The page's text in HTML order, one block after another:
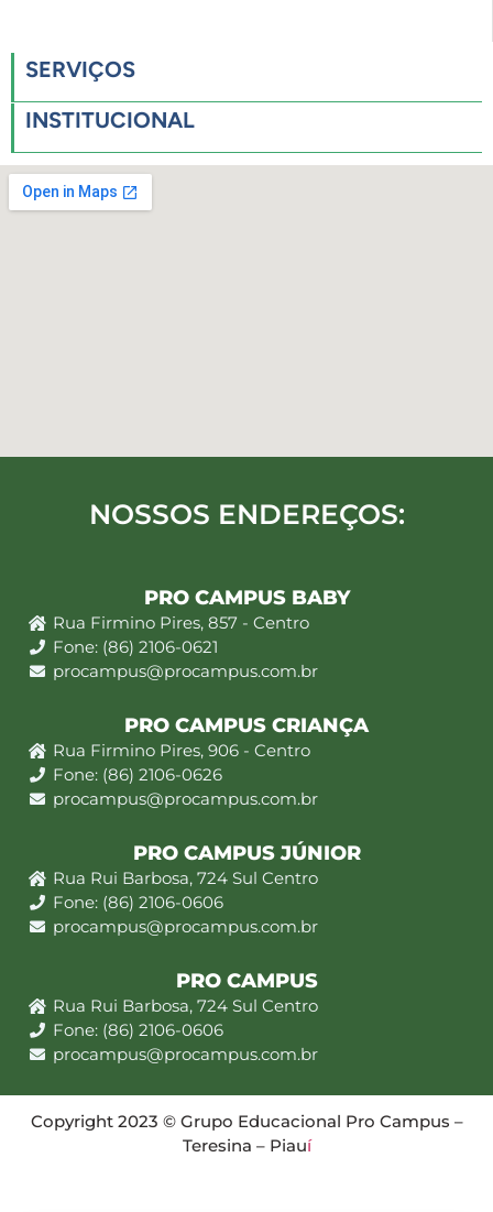
SERVIÇOS
INSTITUCIONAL
NOSSOS ENDEREÇOS:
PRO CAMPUS BABY
Rua Firmino Pires, 857 - Centro
Fone: (86) 2106-0621
procampus@procampus.com.br
PRO CAMPUS CRIANÇA
Rua Firmino Pires, 906 - Centro
Fone: (86) 2106-0626
procampus@procampus.com.br
PRO CAMPUS JÚNIOR
Rua Rui Barbosa, 724 Sul Centro
Fone: (86) 2106-0606
procampus@procampus.com.br
PRO CAMPUS
Rua Rui Barbosa, 724 Sul Centro
Fone: (86) 2106-0606
procampus@procampus.com.br
Copyright 2023 © Grupo Educacional Pro Campus –
Teresina – Piauí